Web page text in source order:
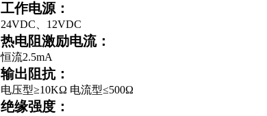
工作电源：
24VDC、12VDC
热电阻激励电流：
恒流2.5mA
输出阻抗：
电压型≥10KΩ 电流型≤500Ω
绝缘强度：